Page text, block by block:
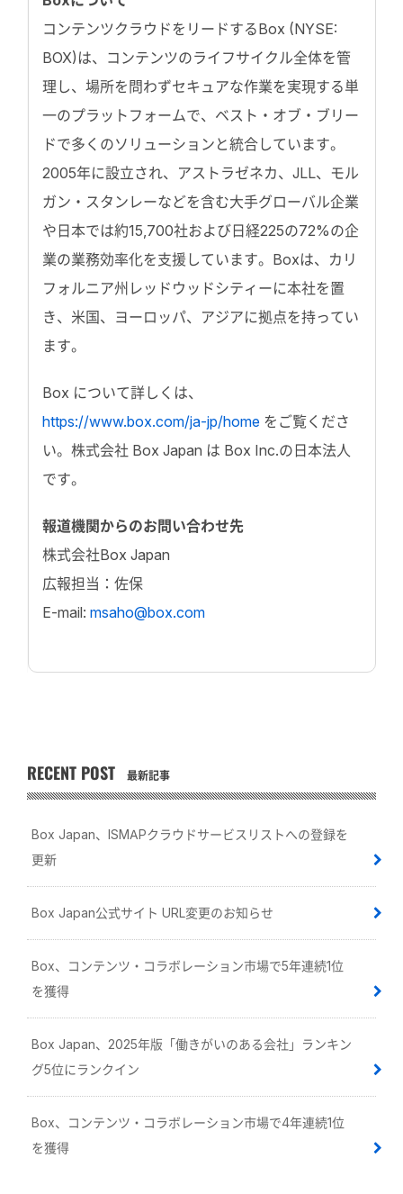
コンテンツクラウドをリードするBox (NYSE:
BOX)は、コンテンツのライフサイクル全体を管
理し、場所を問わずセキュアな作業を実現する単
一のプラットフォームで、ベスト・オブ・ブリー
ドで多くのソリューションと統合しています。
2005年に設立され、アストラゼネカ、JLL、モル
ガン・スタンレーなどを含む大手グローバル企業
や日本では約15,700社および日経225の72%の企
業の業務効率化を支援しています。Boxは、カリ
フォルニア州レッドウッドシティーに本社を置
き、米国、ヨーロッパ、アジアに拠点を持ってい
ます。
Box について詳しくは、
https://www.box.com/ja-jp/home をご覧くださ
い。株式会社 Box Japan は Box Inc.の日本法人
です。
報道機関からのお問い合わせ先
株式会社Box Japan
広報担当：佐保
E-mail: msaho@box.com
RECENT POST 最新記事
Box Japan、ISMAPクラウドサービスリストへの登録を
更新
Box Japan公式サイト URL変更のお知らせ
Box、コンテンツ・コラボレーション市場で5年連続1位
を獲得
Box Japan、2025年版「働きがいのある会社」ランキン
グ5位にランクイン
Box、コンテンツ・コラボレーション市場で4年連続1位
を獲得